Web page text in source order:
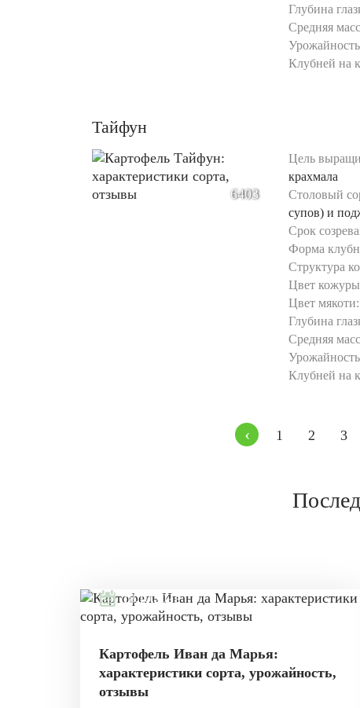
Глубина
Средняя
Клубней на
Тайфун
6403
Цель
крахмала
Столовый
супов) и
Срок
Форма
Структура
Цвет
Цвет мякоти:
Глубина
Средняя
Клубней на
‹ 1 2 3
18.10.2021
Картофель Иван да Марья:
характеристики сорта, урожайность,
отзывы